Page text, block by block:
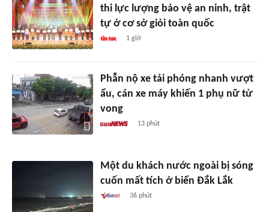
thi lực lượng bảo vệ an ninh, trật
tự ở cơ sở giỏi toàn quốc
1 giờ
Phẫn nộ xe tải phóng nhanh vượt
ẩu, cán xe máy khiến 1 phụ nữ tử
vong
13 phút
Một du khách nước ngoài bị sóng
cuốn mất tích ở biển Đắk Lắk
36 phút